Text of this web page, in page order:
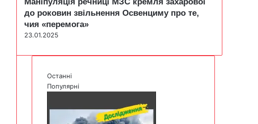
до роковин звільнення Освенциму про те,
чия «перемога»
23.01.2025
Останні
Популярні